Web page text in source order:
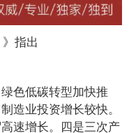
指出
色低碳转型加快推
造业投资增长较快。
速增长。四是三次产